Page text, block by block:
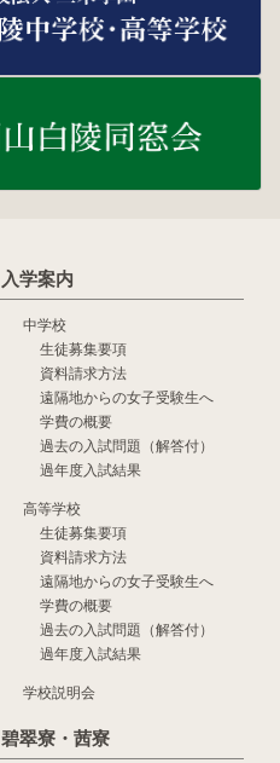
入学案内
中学校
生徒募集要項
資料請求方法
遠隔地からの女子受験生へ
学費の概要
過去の入試問題（解答付）
過年度入試結果
高等学校
生徒募集要項
資料請求方法
遠隔地からの女子受験生へ
学費の概要
過去の入試問題（解答付）
過年度入試結果
学校説明会
碧翠寮・茜寮